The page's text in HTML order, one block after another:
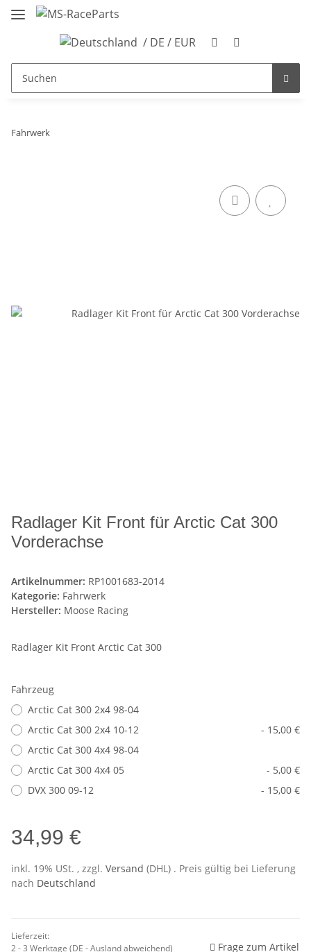
/ DE / EUR
Fahrwerk
Radlager Kit Front für Arctic Cat 300
Vorderachse
Artikelnummer: RP1001683-2014
Kategorie: Fahrwerk
Hersteller: Moose Racing
Radlager Kit Front Arctic Cat 300
Fahrzeug
Arctic Cat 300 2x4 98-04
Arctic Cat 300 2x4 10-12
- 15,00 €
Arctic Cat 300 4x4 98-04
Arctic Cat 300 4x4 05
- 5,00 €
DVX 300 09-12
- 15,00 €
34,99 €
inkl. 19% USt. , zzgl. Versand (DHL) . Preis gültig bei Lieferung
nach Deutschland
Lieferzeit:
2 - 3 Werktage (DE - Ausland abweichend) Frage zum Artikel